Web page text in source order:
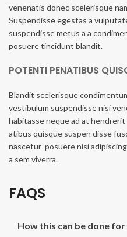
venenatis donec scelerisque
Suspendisse egestas a
suspendisse metus a a
posuere tincidunt blandit.
POTENTI PENATIBUS
Blandit scelerisque
vestibulum suspendisse nisi
habitasse neque ad at
atibus quisque suspen disse
nascetur posuere nisi
a sem viverra.
FAQS
How this can be done for